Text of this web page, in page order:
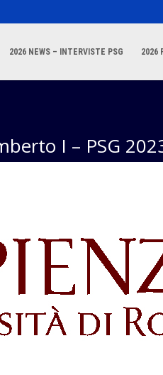
2026 NEWS – INTERVISTE PSG 2026
I – PSG